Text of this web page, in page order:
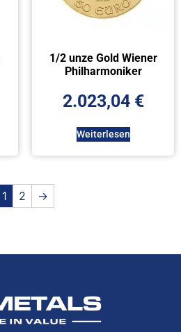
1/2 unze Gold Wiener
Philharmoniker
2.023,04 €
Weiterlesen
1 2 →